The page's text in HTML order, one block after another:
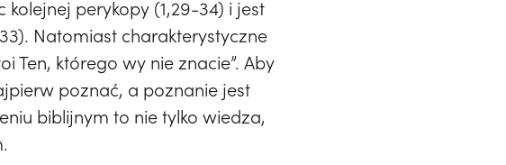
perykopy (1,29-34) i jest
Natomiast charakterystyczne
Ten, którego wy nie znacie”. Aby
poznać, a poznanie jest
biblijnym to nie tylko wiedza,